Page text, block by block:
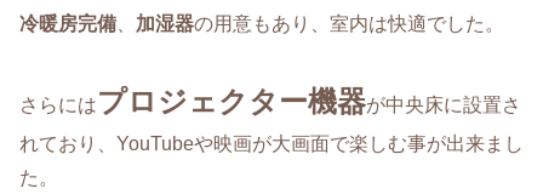
冷暖房完備 加湿器の用意もあり、室内は快適でした。
さらにはプロジェクター機器が中央床に設置さ
れており、YouTubeや映画が大画面で楽しむ事が出来まし
た。